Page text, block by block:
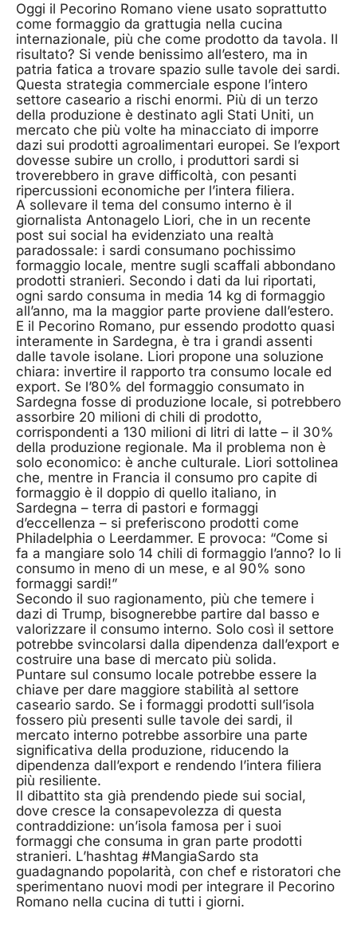
Oggi il Pecorino Romano viene usato soprattutto
come formaggio da grattugia nella cucina
internazionale, più che come prodotto da tavola. Il
risultato? Si vende benissimo all’estero, ma in
patria fatica a trovare spazio sulle tavole dei sardi.
Questa strategia commerciale espone l’intero
settore caseario a rischi enormi. Più di un terzo
della produzione è destinato agli Stati Uniti, un
mercato che più volte ha minacciato di imporre
dazi sui prodotti agroalimentari europei. Se l’export
dovesse subire un crollo, i produttori sardi si
troverebbero in grave difficoltà, con pesanti
ripercussioni economiche per l’intera filiera.
A sollevare il tema del consumo interno è il
giornalista Antonagelo Liori, che in un recente
post sui social ha evidenziato una realtà
paradossale: i sardi consumano pochissimo
formaggio locale, mentre sugli scaffali abbondano
prodotti stranieri. Secondo i dati da lui riportati,
ogni sardo consuma in media 14 kg di formaggio
all’anno, ma la maggior parte proviene dall’estero.
E il Pecorino Romano, pur essendo prodotto quasi
interamente in Sardegna, è tra i grandi assenti
dalle tavole isolane. Liori propone una soluzione
chiara: invertire il rapporto tra consumo locale ed
export. Se l’80% del formaggio consumato in
Sardegna fosse di produzione locale, si potrebbero
assorbire 20 milioni di chili di prodotto,
corrispondenti a 130 milioni di litri di latte – il 30%
della produzione regionale. Ma il problema non è
solo economico: è anche culturale. Liori sottolinea
che, mentre in Francia il consumo pro capite di
formaggio è il doppio di quello italiano, in
Sardegna – terra di pastori e formaggi
d’eccellenza – si preferiscono prodotti come
Philadelphia o Leerdammer. E provoca: “Come si
fa a mangiare solo 14 chili di formaggio l’anno? Io li
consumo in meno di un mese, e al 90% sono
formaggi sardi!”
Secondo il suo ragionamento, più che temere i
dazi di Trump, bisognerebbe partire dal basso e
valorizzare il consumo interno. Solo così il settore
potrebbe svincolarsi dalla dipendenza dall’export e
costruire una base di mercato più solida.
Puntare sul consumo locale potrebbe essere la
chiave per dare maggiore stabilità al settore
caseario sardo. Se i formaggi prodotti sull’isola
fossero più presenti sulle tavole dei sardi, il
mercato interno potrebbe assorbire una parte
significativa della produzione, riducendo la
dipendenza dall’export e rendendo l’intera filiera
più resiliente.
Il dibattito sta già prendendo piede sui social,
dove cresce la consapevolezza di questa
contraddizione: un’isola famosa per i suoi
formaggi che consuma in gran parte prodotti
stranieri. L’hashtag #MangiaSardo sta
guadagnando popolarità, con chef e ristoratori che
sperimentano nuovi modi per integrare il Pecorino
Romano nella cucina di tutti i giorni.